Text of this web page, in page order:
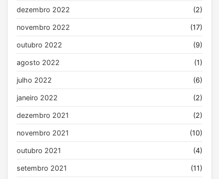
dezembro 2022 (2)
novembro 2022 (17)
outubro 2022 (9)
agosto 2022 (1)
julho 2022 (6)
janeiro 2022 (2)
dezembro 2021 (2)
novembro 2021 (10)
outubro 2021 (4)
setembro 2021 (11)